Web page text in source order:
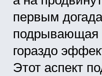
первым
подрывающая
гораздо
Этот аспект